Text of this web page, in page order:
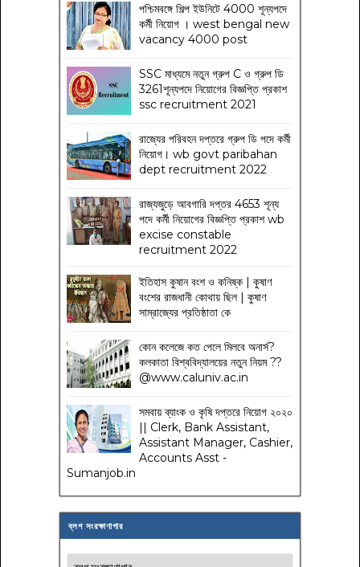
পশ্চিমবঙ্গে শিল্প ইউনিটে 4000 শূন্যপদে
কর্মী নিয়োগ । west bengal new
vacancy 4000 post
SSC মাধ্যমে নতুন গ্রুপ C ও গ্রুপ ডি
3261শূন্যপদে নিয়োগের বিজ্ঞপ্তি প্রকাশ
ssc recruitment 2021
রাজ্যের পরিবহন দপ্তরে গ্রুপ ডি পদে কর্মী
নিয়োগ। wb govt paribahan
dept recruitment 2022
রাজ্যজুড়ে আবগারি দপ্তর 4653 শূন্য
পদে কর্মী নিয়োগের বিজ্ঞপ্তি প্রকাশ wb
excise constable
recruitment 2022
ইতিহাস কুষান বংশ ও কনিষ্ক | কুষাণ
বংশের রাজধানী কোথায় ছিল | কুষাণ
সাম্রাজ্যের প্রতিষ্ঠাতা কে
কোন কলেজে কত পেলে মিলবে অনার্স?
কলকাতা বিশ্ববিদ্যালয়ের নতুন নিয়ম??
@www.caluniv.ac.in
সমবায় ব্যাংক ও কৃষি দপ্তরে নিয়োগ ২০২০
|| Clerk, Bank Assistant,
Assistant Manager, Cashier,
Accounts Asst -
Sumanjob.in
ব্লগ সংরক্ষাণাগার